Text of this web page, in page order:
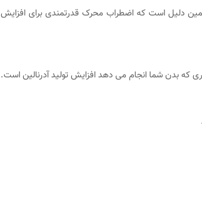
دلیل است که اضطراب محرک قدرتمندی برای افزایش
بدن شما انجام می دهد افزایش تولید آدرنالین است.